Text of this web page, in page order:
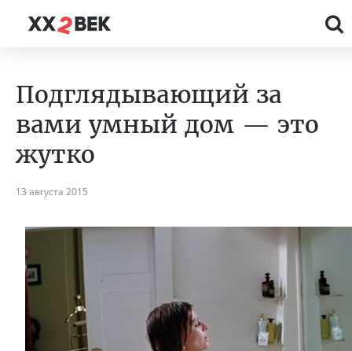
Подглядывающий за
вами умный дом — это
жутко
13 августа 2015